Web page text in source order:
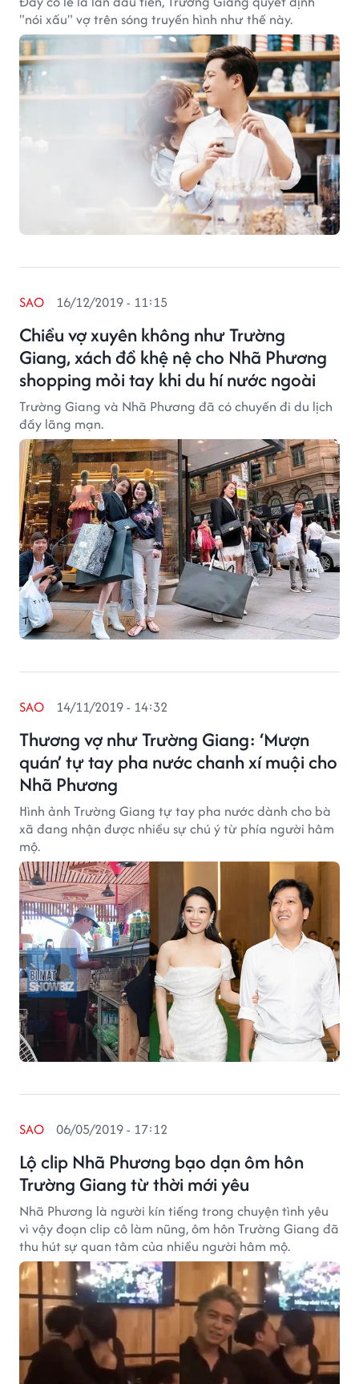
"nói xấu" vợ trên sóng truyền hình như thế này.
Chiều vợ xuyên không như Trường
Giang, xách đồ khệ nệ cho Nhã Phương
shopping mỏi tay khi du hí nước ngoài
SAO 16/12/2019 - 11:15
Trường Giang và Nhã Phương đã có chuyến đi du lịch
đầy lãng mạn.
Thương vợ như Trường Giang: ‘Mượn
quán’ tự tay pha nước chanh xí muội cho
Nhã Phương
SAO 14/11/2019 - 14:32
Hình ảnh Trường Giang tự tay pha nước dành cho bà
xã đang nhận được nhiều sự chú ý từ phía người hâm
mộ.
Lộ clip Nhã Phương bạo dạn ôm hôn
Trường Giang từ thời mới yêu
SAO 06/05/2019 - 17:12
Nhã Phương là người kín tiếng trong chuyện tình yêu
vì vậy đoạn clip cô làm nũng, ôm hôn Trường Giang đã
thu hút sự quan tâm của nhiều người hâm mộ.